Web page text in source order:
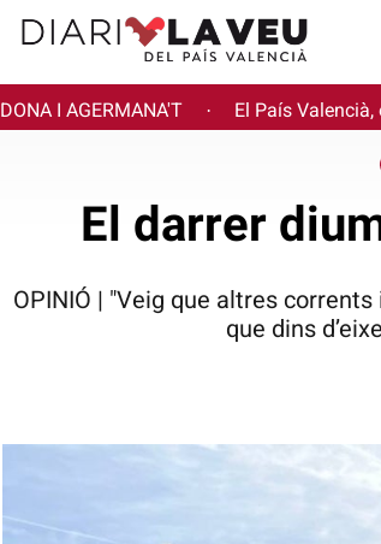
DONA I AGERMANA'T · El País Valencià,
El darrer
OPINIÓ | "Veig que altres
que dins